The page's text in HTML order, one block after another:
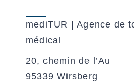
mediTUR | Agence de
médical
20, chemin de l’Au
95339 Wirsberg